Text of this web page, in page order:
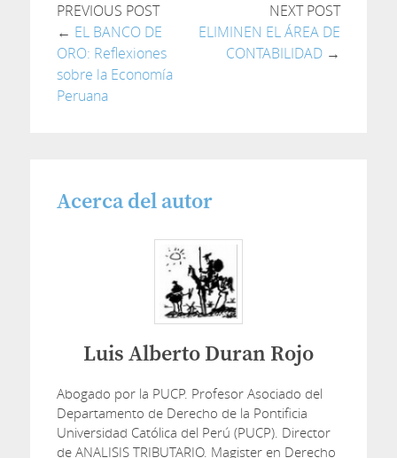
PREVIOUS POST
← EL BANCO DE
ORO: Reflexiones
sobre la Economía
Peruana
NEXT POST
ELIMINEN EL ÁREA DE
CONTABILIDAD →
Acerca del autor
Luis Alberto Duran Rojo
Abogado por la PUCP. Profesor Asociado del
Departamento de Derecho de la Pontificia
Universidad Católica del Perú (PUCP). Director
de ANALISIS TRIBUTARIO. Magister en Derecho